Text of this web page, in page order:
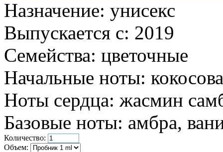
Назначение: унисекс
Выпускается с: 2019
Семейства: цветочные
Начальные ноты:
Ноты сердца: жасмин
Базовые ноты: амбра,
Количество:
Объем: